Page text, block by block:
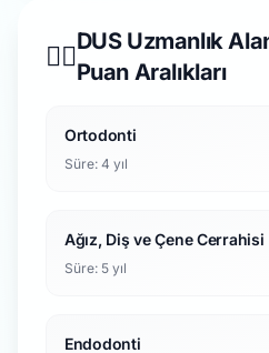
👨‍⚕️DUS Uzmanlık
Puan Aralıkları
Ortodonti
Süre: 4 yıl
Ağız, Diş ve Çene Cerrahisi
Süre: 5 yıl
Endodonti